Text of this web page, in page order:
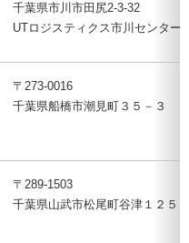
集
）を紛失された方へ
こちら
千葉県市川市田尻2-3-32
UTロジスティクス市川センター
〒273-0016
千葉県船橋市潮見町３５－３
〒289-1503
千葉県山武市松尾町谷津１２５